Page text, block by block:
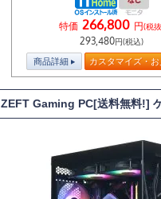
特価 266,800 円(税
293,480円(税込)
商品詳細 カスタマイズ・
ZEFT Gaming PC[送料無料!]